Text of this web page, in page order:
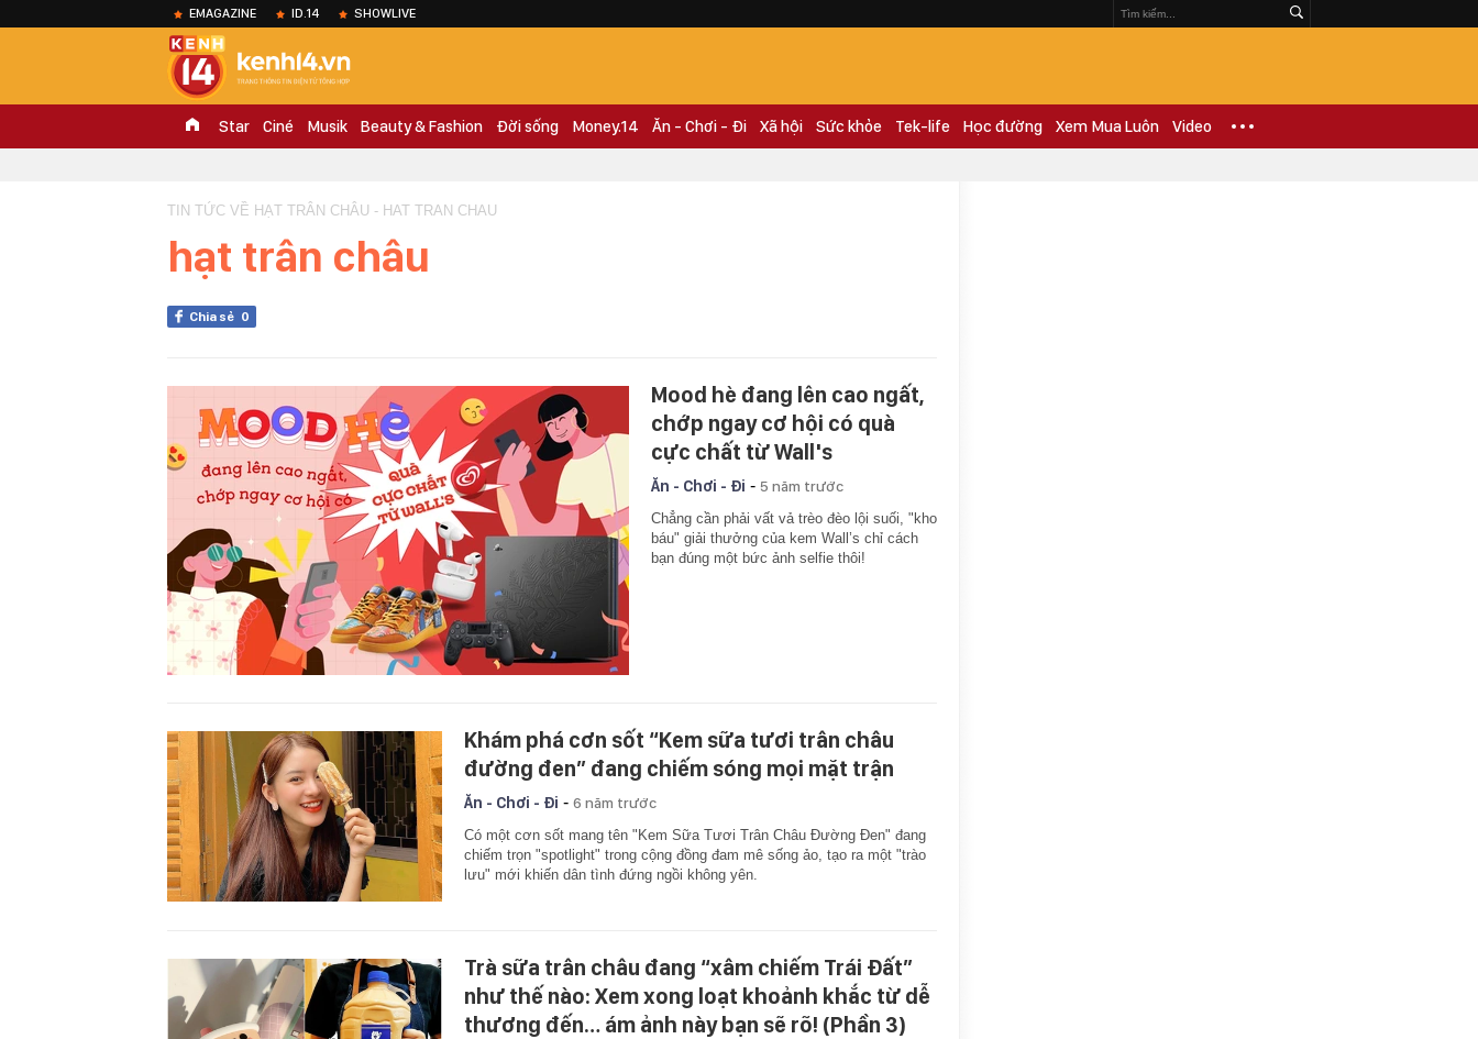
EMAGAZINE ID.14 SHOWLIVE
Star Ciné Musik Beauty & Fashion Đời sống Money.14 Ăn - Chơi - Đi Xã hội Sức khỏe Tek-life Học đường Xem Mua Luôn Video
TIN TỨC VỀ HẠT TRÂN CHÂU - HAT TRAN CHAU
hạt trân châu
Chia sẻ 0
Mood hè đang lên cao ngất,
chớp ngay cơ hội có quà
cực chất từ Wall's
Ăn - Chơi - Đi - 5 năm trước
Chẳng cần phải vất vả trèo đèo lội suối, "kho
báu" giải thưởng của kem Wall’s chỉ cách
bạn đúng một bức ảnh selfie thôi!
Khám phá cơn sốt “Kem sữa tươi trân châu
đường đen” đang chiếm sóng mọi mặt trận
Ăn - Chơi - Đi - 6 năm trước
Có một cơn sốt mang tên "Kem Sữa Tươi Trân Châu Đường Đen" đang
chiếm trọn "spotlight" trong cộng đồng đam mê sống ảo, tạo ra một "trào
lưu" mới khiến dân tình đứng ngồi không yên.
Trà sữa trân châu đang “xâm chiếm Trái Đất”
như thế nào: Xem xong loạt khoảnh khắc từ dễ
thương đến… ám ảnh này bạn sẽ rõ! (Phần 3)